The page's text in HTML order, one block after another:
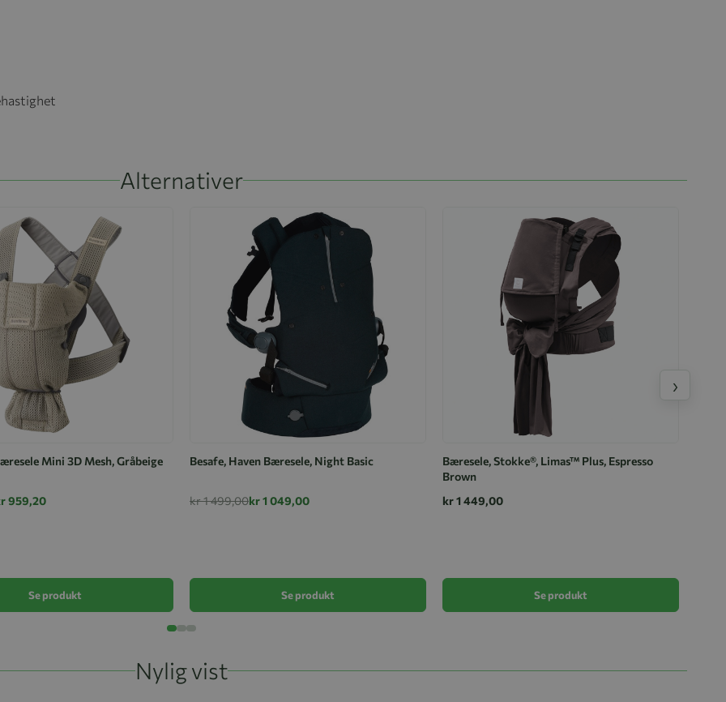
Alternativer
Mini 3D Mesh, Gråbeige
959,20
Se produkt
Besafe, Haven Bæresele, Night Basic
kr 1 499,00kr 1 049,00
Se produkt
Bæresele, Stokke®, Limas™ Plus, Espresso
Brown
kr 1 449,00
Se produkt
›
Nylig vist